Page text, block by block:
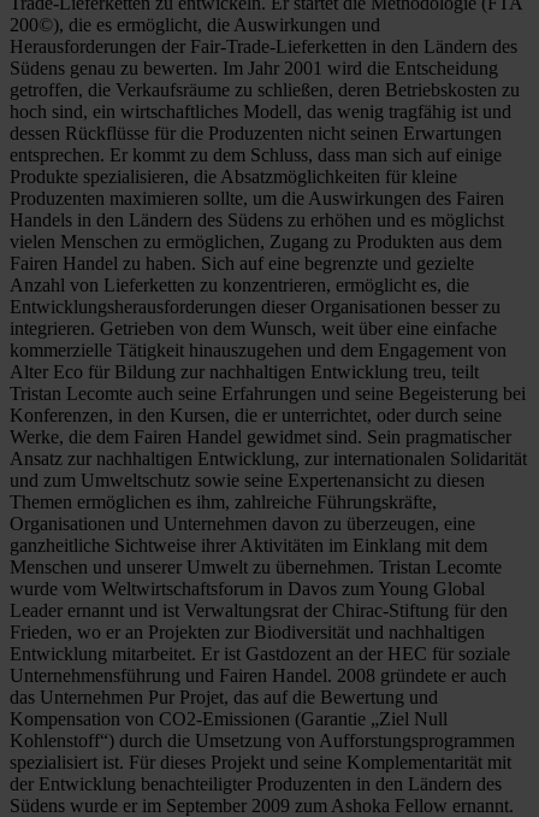
200©), die es ermöglicht, die Auswirkungen und
Herausforderungen der Fair-Trade-Lieferketten in den Ländern des
Südens genau zu bewerten. Im Jahr 2001 wird die Entscheidung
getroffen, die Verkaufsräume zu schließen, deren Betriebskosten zu
hoch sind, ein wirtschaftliches Modell, das wenig tragfähig ist und
dessen Rückflüsse für die Produzenten nicht seinen Erwartungen
entsprechen. Er kommt zu dem Schluss, dass man sich auf einige
Produkte spezialisieren, die Absatzmöglichkeiten für kleine
Produzenten maximieren sollte, um die Auswirkungen des Fairen
Handels in den Ländern des Südens zu erhöhen und es möglichst
vielen Menschen zu ermöglichen, Zugang zu Produkten aus dem
Fairen Handel zu haben. Sich auf eine begrenzte und gezielte
Anzahl von Lieferketten zu konzentrieren, ermöglicht es, die
Entwicklungsherausforderungen dieser Organisationen besser zu
integrieren. Getrieben von dem Wunsch, weit über eine einfache
kommerzielle Tätigkeit hinauszugehen und dem Engagement von
Alter Eco für Bildung zur nachhaltigen Entwicklung treu, teilt
Tristan Lecomte auch seine Erfahrungen und seine Begeisterung bei
Konferenzen, in den Kursen, die er unterrichtet, oder durch seine
Werke, die dem Fairen Handel gewidmet sind. Sein pragmatischer
Ansatz zur nachhaltigen Entwicklung, zur internationalen Solidarität
und zum Umweltschutz sowie seine Expertenansicht zu diesen
Themen ermöglichen es ihm, zahlreiche Führungskräfte,
Organisationen und Unternehmen davon zu überzeugen, eine
ganzheitliche Sichtweise ihrer Aktivitäten im Einklang mit dem
Menschen und unserer Umwelt zu übernehmen. Tristan Lecomte
wurde vom Weltwirtschaftsforum in Davos zum Young Global
Leader ernannt und ist Verwaltungsrat der Chirac-Stiftung für den
Frieden, wo er an Projekten zur Biodiversität und nachhaltigen
Entwicklung mitarbeitet. Er ist Gastdozent an der HEC für soziale
Unternehmensführung und Fairen Handel. 2008 gründete er auch
das Unternehmen Pur Projet, das auf die Bewertung und
Kompensation von CO2-Emissionen (Garantie „Ziel Null
Kohlenstoff“) durch die Umsetzung von Aufforstungsprogrammen
spezialisiert ist. Für dieses Projekt und seine Komplementarität mit
der Entwicklung benachteiligter Produzenten in den Ländern des
Südens wurde er im September 2009 zum Ashoka Fellow ernannt.